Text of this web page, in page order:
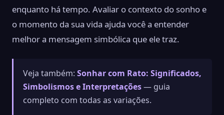
enquanto há tempo. Avaliar o contexto do sonho e
o momento da sua vida ajuda você a entender
melhor a mensagem simbólica que ele traz.
Veja também:Sonhar com Rato: Significados,
Simbolismos e Interpretações— guia
completo com todas as variações.